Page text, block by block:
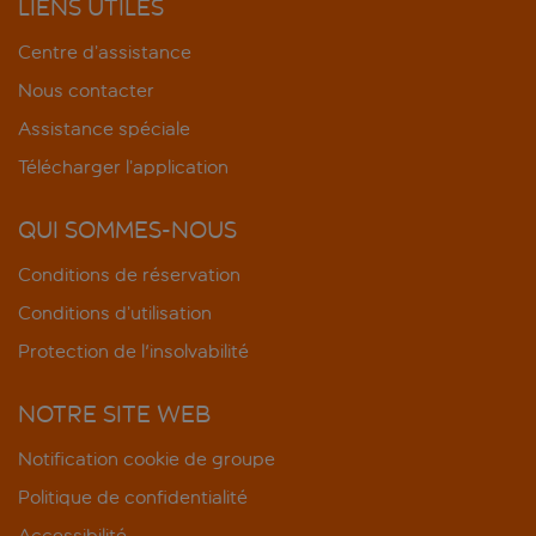
LIENS UTILES
Centre d’assistance
Nous contacter
Assistance spéciale
Télécharger l’application
QUI SOMMES-NOUS
Conditions de réservation
Conditions d’utilisation
Protection de l'insolvabilité
NOTRE SITE WEB
Notification cookie de groupe
Politique de confidentialité